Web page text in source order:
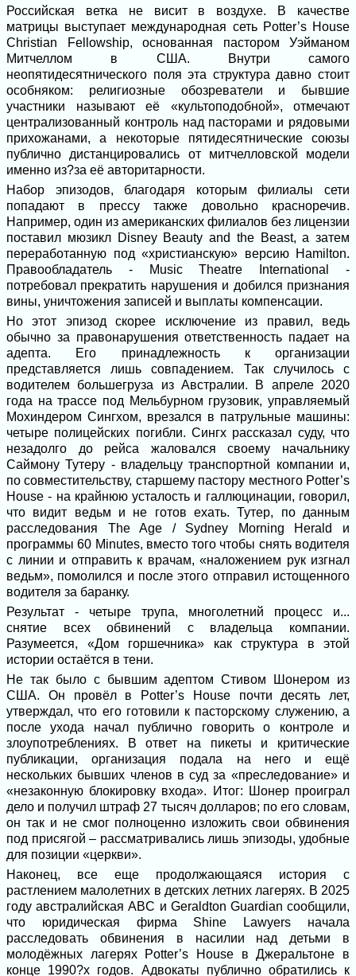
Российская ветка не висит в воздухе. В качестве
матрицы выступает международная сеть Potter’s House
Christian Fellowship, основанная пастором Уэйманом
Митчеллом в США. Внутри самого
неопятидесятнического поля эта структура давно стоит
особняком: религиозные обозреватели и бывшие
участники называют её «культоподобной», отмечают
централизованный контроль над пасторами и рядовыми
прихожанами, а некоторые пятидесятнические союзы
публично дистанцировались от митчелловской модели
именно из?за её авторитарности.
Набор эпизодов, благодаря которым филиалы сети
попадают в прессу также довольно красноречив.
Например, один из американских филиалов без лицензии
поставил мюзикл Disney Beauty and the Beast, а затем
переработанную под «христианскую» версию Hamilton.
Правообладатель - Music Theatre International -
потребовал прекратить нарушения и добился признания
вины, уничтожения записей и выплаты компенсации.
Но этот эпизод скорее исключение из правил, ведь
обычно за правонарушения ответственность падает на
адепта. Его принадлежность к организации
представляется лишь совпадением. Так случилось с
водителем большегруза из Австралии. В апреле 2020
года на трассе под Мельбурном грузовик, управляемый
Мохиндером Сингхом, врезался в патрульные машины:
четыре полицейских погибли. Сингх рассказал суду, что
незадолго до рейса жаловался своему начальнику
Саймону Тутеру - владельцу транспортной компании и,
по совместительству, старшему пастору местного Potter’s
House - на крайнюю усталость и галлюцинации, говорил,
что видит ведьм и не готов ехать. Тутер, по данным
расследования The Age / Sydney Morning Herald и
программы 60 Minutes, вместо того чтобы снять водителя
с линии и отправить к врачам, «наложением рук изгнал
ведьм», помолился и после этого отправил истощенного
водителя за баранку.
Результат - четыре трупа, многолетний процесс и...
снятие всех обвинений с владельца компании.
Разумеется, «Дом горшечника» как структура в этой
истории остаётся в тени.
Не так было с бывшим адептом Стивом Шонером из
США. Он провёл в Potter’s House почти десять лет,
утверждал, что его готовили к пасторскому служению, а
после ухода начал публично говорить о контроле и
злоупотреблениях. В ответ на пикеты и критические
публикации, организация подала на него и ещё
нескольких бывших членов в суд за «преследование» и
«незаконную блокировку входа». Итог: Шонер проиграл
дело и получил штраф 27 тысяч долларов; по его словам,
он так и не смог полноценно изложить свои обвинения
под присягой – рассматривались лишь эпизоды, удобные
для позиции «церкви».
Наконец, все еще продолжающаяся история с
растлением малолетних в детских летних лагерях. В 2025
году австралийская ABC и Geraldton Guardian сообщили,
что юридическая фирма Shine Lawyers начала
расследовать обвинения в насилии над детьми в
молодёжных лагерях Potter’s House в Джеральтоне в
конце 1990?х годов. Адвокаты публично обратились к